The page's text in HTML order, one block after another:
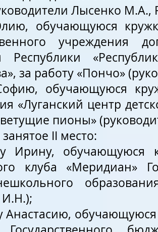
Лысенко М.А.,
обучающуюся
учреждения
Республики
за работу «Пончо»
обучающуюся
«Луганский центр
пионы»
ІІ место:
Ирину, обучающуюся
клуба «Меридиан»
Анастасию,